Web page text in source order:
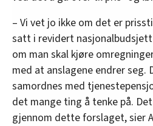
– Vi vet jo ikke om det er
satt i revidert
om man skal kjøre
med at anslagene endrer seg.
samordnes med
det mange ting å tenke på.
gjennom dette forslaget, sier